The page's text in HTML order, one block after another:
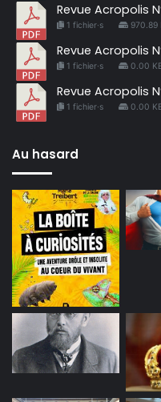
Revue Acropolis
1 fichier·s 970.89
Revue Acropolis
1 fichier·s 0.00
Revue Acropolis
1 fichier·s 0.00
Au hasard